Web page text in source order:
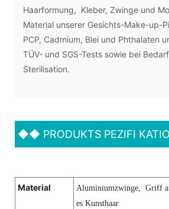
Haarformung, Kleber, Zwinge und
Material unserer Gesichts-Make-up-
PCP, Cadmium, Blei und Phthalaten
TÜV- und SGS-Tests sowie bei
Sterilisation.
◆◆ PRODUKTS PEZIFI
Material
Aluminiumzwinge, Griff
es Kunsthaar